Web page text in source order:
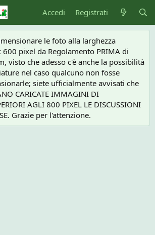
Accedi Registrati
le foto alla larghezza
pixel da Regolamento PRIMA di
visto che adesso c'è anche la possibilità
nel caso qualcuno non fosse
siete ufficialmente avvisati che
CARICATE IMMAGINI DI
AGLI 800 PIXEL LE DISCUSSIONI
Grazie per l'attenzione.